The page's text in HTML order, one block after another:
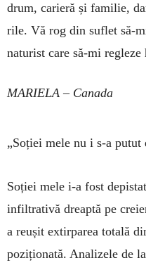
drum, carie­ră și familie,
rile. Vă rog din suflet să-
naturist care să-mi
MARIELA – Canada
„Soției mele nu i s-a putut
Soției mele i-a fost
infiltrativă dreaptă pe
a reușit extirparea totală
poziționată. Analizele de